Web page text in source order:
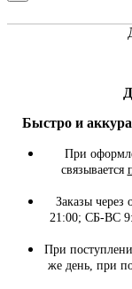
Быстро и
При
связывается
Заказы через
21:00; СБ-ВС
При
же день, при